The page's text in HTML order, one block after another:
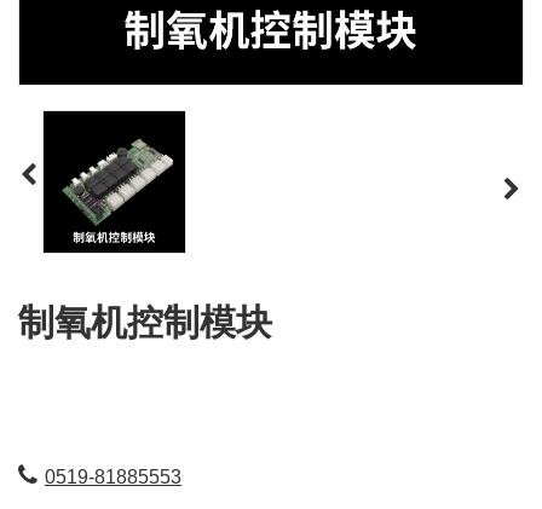
制氧机控制模块
0519-81885553